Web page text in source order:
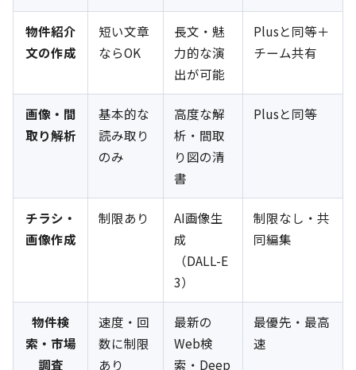
物件紹介
文の作成
短い文章
ならOK
長文・魅
力的な演
出が可能
Plusと同等＋
チーム共有
画像・間
取り解析
基本的な
読み取り
のみ
高度な解
析・間取
り図の清
書
Plusと同等
チラシ・
画像作成
制限あり
AI画像生
成
（DALL-E
3）
制限なし・共
同編集
物件検
索・市場
調査
速度・回
数に制限
あり
最新の
Web検
索・Deep
最優先・最高
速